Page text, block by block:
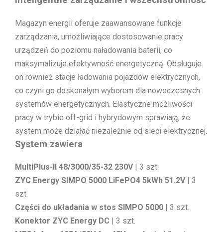
Magazyn energii oferuje zaawansowane funkcje
zarządzania, umożliwiające dostosowanie pracy
urządzeń do poziomu naładowania baterii, co
maksymalizuje efektywność energetyczną. Obsługuje
on również stacje ładowania pojazdów elektrycznych,
co czyni go doskonałym wyborem dla nowoczesnych
systemów energetycznych. Elastyczne możliwości
pracy w trybie off-grid i hybrydowym sprawiają, że
system może działać niezależnie od sieci elektrycznej.
System zawiera
MultiPlus-II 48/3000/35-32 230V| 3 szt.
ZYC Energy SIMPO 5000 LiFePO4 5kWh 51.2V| 3
szt.
Części do układania w stos SIMPO 5000 | 3 szt.
Konektor ZYC Energy DC | 3 szt.